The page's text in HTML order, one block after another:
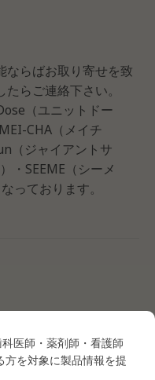
ならばお取り寄せを致
らご連絡下さい。
（ユニットドー
CHA（メイチ
（ジャイアントサ
・SEEME（シーメ
っております。
医師・薬剤師・看護師
方を対象に製品情報を提